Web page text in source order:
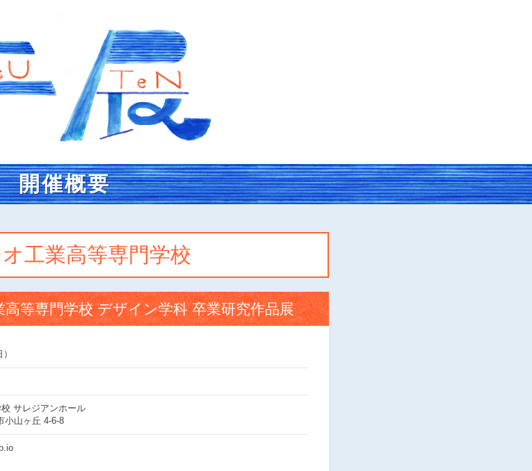
開催概要
工業高等専門学校
等専門学校 デザイン学科 卒業研究作品展
サレジアンホール
小山ヶ丘 4-6-8